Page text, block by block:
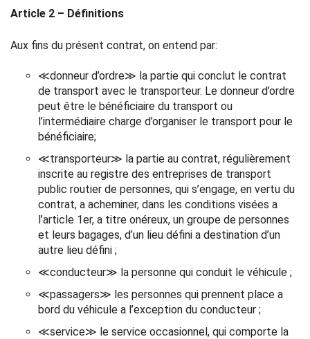
Article 2 – Définitions
Aux fins du présent contrat, on entend par:
≪donneur d’ordre≫ la partie qui conclut le contrat
de transport avec le transporteur. Le donneur d’ordre
peut être le bénéficiaire du transport ou
l’intermédiaire charge d’organiser le transport pour le
bénéficiaire;
≪transporteur≫ la partie au contrat, régulièrement
inscrite au registre des entreprises de transport
public routier de personnes, qui s’engage, en vertu du
contrat, a acheminer, dans les conditions visées a
l’article 1er, a titre onéreux, un groupe de personnes
et leurs bagages, d’un lieu défini a destination d’un
autre lieu défini ;
≪conducteur≫ la personne qui conduit le véhicule ;
≪passagers≫ les personnes qui prennent place a
bord du véhicule a l’exception du conducteur ;
≪service≫ le service occasionnel, qui comporte la